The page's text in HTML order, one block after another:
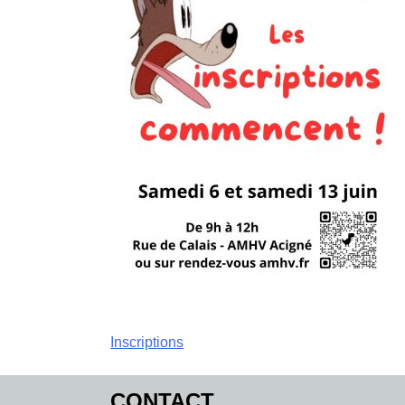
Navigation
de
Inscriptions